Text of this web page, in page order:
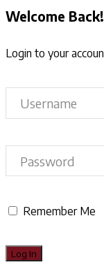
Welcome Back!
Login to your
Remember Me